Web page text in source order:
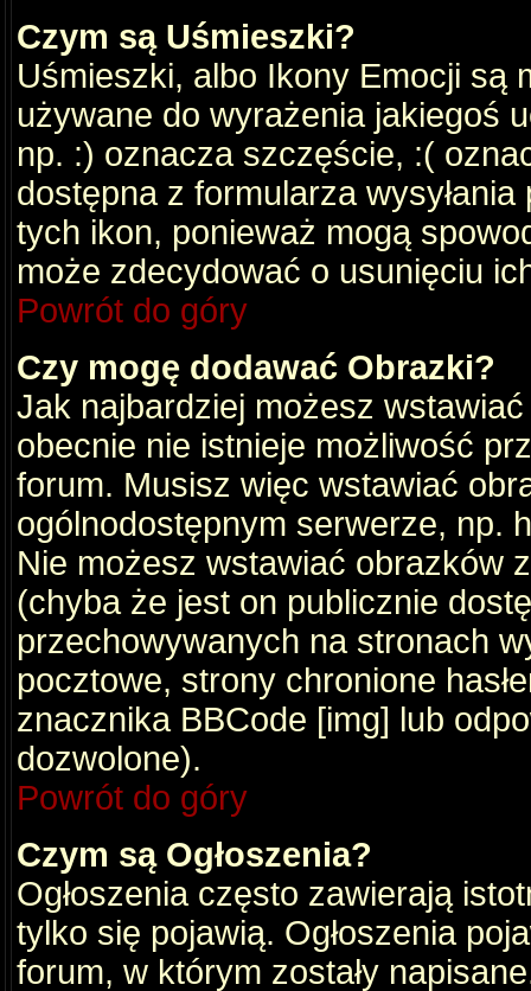
Czym są Uśmieszki?
Uśmieszki, albo Ikony Emocji są
używane do wyrażenia jakiegoś
np. :) oznacza szczęście, :(
dostępna z formularza
tych ikon, ponieważ mogą
może zdecydować o usunięciu
Powrót do góry
Czy mogę dodawać Obrazki?
Jak najbardziej możesz
obecnie nie istnieje możliwość
forum. Musisz więc wstawiać
ogólnodostępnym serwerze, np.
Nie możesz wstawiać obrazków
(chyba że jest on publicznie
przechowywanych na stronach
pocztowe, strony chronione
znacznika BBCode [img] lub
dozwolone).
Powrót do góry
Czym są Ogłoszenia?
Ogłoszenia często zawierają
tylko się pojawią. Ogłoszenia
forum, w którym zostały